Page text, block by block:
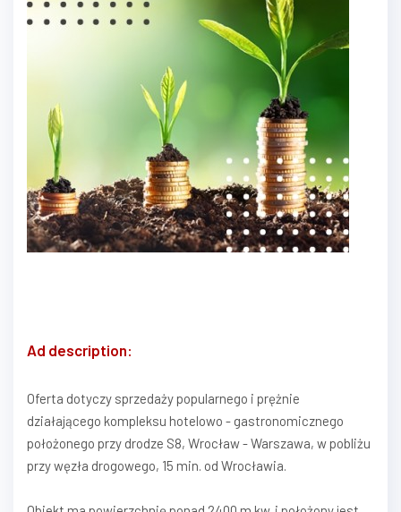
Ad description:
Oferta dotyczy sprzedaży popularnego i prężnie
działającego kompleksu hotelowo - gastronomicznego
położonego przy drodze S8, Wrocław - Warszawa, w pobliżu
przy węzła drogowego, 15 min. od Wrocławia.